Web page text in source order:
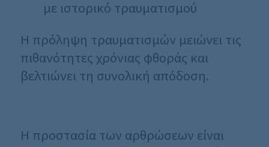
με ιστορικό τραυματισμού
Η πρόληψη τραυματισμών μειώνει τις
πιθανότητες χρόνιας φθοράς και
βελτιώνει τη συνολική απόδοση.
Η προστασία των αρθρώσεων είναι